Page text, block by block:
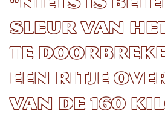
sleur van
te
een ritje
van de 160